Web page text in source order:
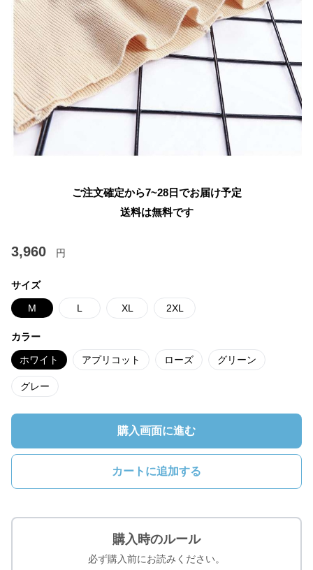
ご注文確定から7~28日でお届け予定
送料は無料です
3,960 円
サイズ
M L XL 2XL
カラー
ホワイト アプリコット ローズ グリーン
グレー
購入画面に進む
カートに追加する
購入時のルール
必ず購入前にお読みください。